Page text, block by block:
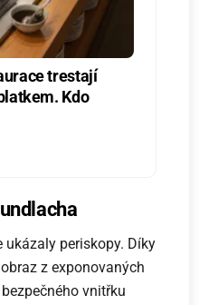
trestají
Kdo
ukázaly periskopy. Díky
z exponovaných
vnitřku